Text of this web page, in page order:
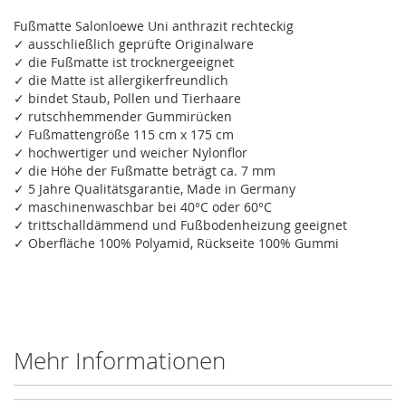
Fußmatte Salonloewe Uni anthrazit rechteckig
✓ ausschließlich geprüfte Originalware
✓ die Fußmatte ist trocknergeeignet
✓ die Matte ist allergikerfreundlich
✓ bindet Staub, Pollen und Tierhaare
✓ rutschhemmender Gummirücken
✓ Fußmattengröße 115 cm x 175 cm
✓ hochwertiger und weicher Nylonflor
✓ die Höhe der Fußmatte beträgt ca. 7 mm
✓ 5 Jahre Qualitätsgarantie, Made in Germany
✓ maschinenwaschbar bei 40°C oder 60°C
✓ trittschalldämmend und Fußbodenheizung geeignet
✓ Oberfläche 100% Polyamid, Rückseite 100% Gummi
Mehr Informationen